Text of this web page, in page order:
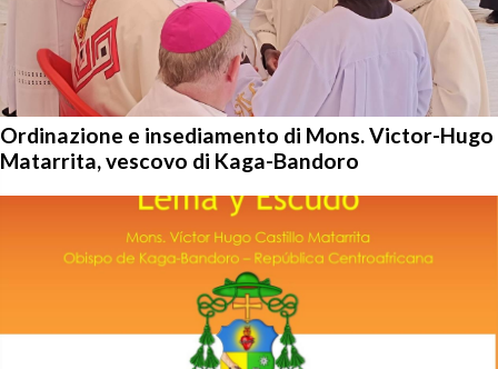
Ordinazione e insediamento di Mons. Victor-Hugo
Matarrita, vescovo di Kaga-Bandoro